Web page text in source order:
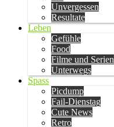
Unvergessen
Resultate
Leben
Gefühle
Food
Filme und Serien
Unterwegs
Spass
Picdump
Fail-Dienstag
Cute News
Retro